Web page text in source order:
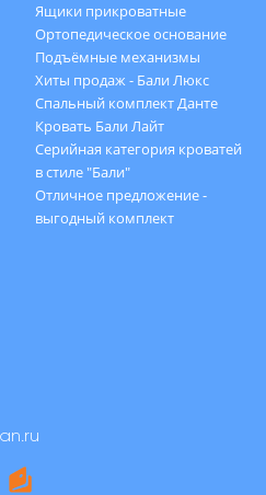
Ящики прикроватные
Ортопедическое основание
Подъёмные механизмы
Хиты продаж - Бали Люкс
Спальный комплект Данте
Кровать Бали Лайт
Серийная категория кроватей
в стиле "Бали"
Отличное предложение -
выгодный комплект